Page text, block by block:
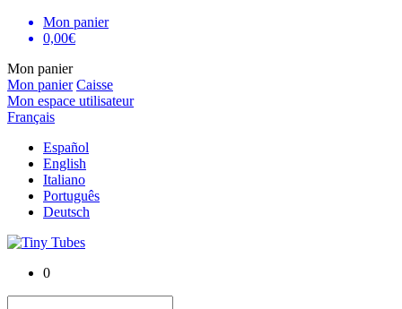
Mon panier
0,00€
Mon panier
Mon panier Caisse
Mon espace utilisateur
Français
Español
English
Italiano
Português
Deutsch
0